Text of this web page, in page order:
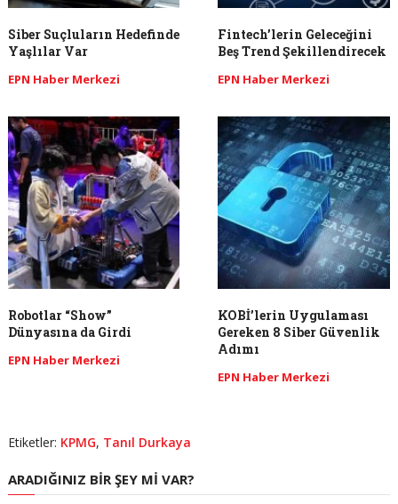
Siber Suçluların Hedefinde
Yaşlılar Var
EPN Haber Merkezi
Fintech’lerin Geleceğini
Beş Trend Şekillendirecek
EPN Haber Merkezi
Robotlar “Show”
Dünyasına da Girdi
EPN Haber Merkezi
KOBİ’lerin Uygulaması
Gereken 8 Siber Güvenlik
Adımı
EPN Haber Merkezi
Etiketler: KPMG, Tanıl Durkaya
ARADIĞINIZ BIR ŞEY MI VAR?